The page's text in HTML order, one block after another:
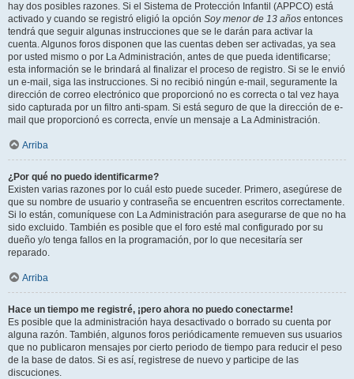
hay dos posibles razones. Si el Sistema de Protección Infantil (APPCO) está
activado y cuando se registró eligió la opción Soy menor de 13 años entonces
tendrá que seguir algunas instrucciones que se le darán para activar la
cuenta. Algunos foros disponen que las cuentas deben ser activadas, ya sea
por usted mismo o por La Administración, antes de que pueda identificarse;
esta información se le brindará al finalizar el proceso de registro. Si se le envió
un e-mail, siga las instrucciones. Si no recibió ningún e-mail, seguramente la
dirección de correo electrónico que proporcionó no es correcta o tal vez haya
sido capturada por un filtro anti-spam. Si está seguro de que la dirección de e-
mail que proporcionó es correcta, envíe un mensaje a La Administración.
Arriba
¿Por qué no puedo identificarme?
Existen varias razones por lo cuál esto puede suceder. Primero, asegúrese de
que su nombre de usuario y contraseña se encuentren escritos correctamente.
Si lo están, comuníquese con La Administración para asegurarse de que no ha
sido excluido. También es posible que el foro esté mal configurado por su
dueño y/o tenga fallos en la programación, por lo que necesitaría ser
reparado.
Arriba
Hace un tiempo me registré, ¡pero ahora no puedo conectarme!
Es posible que la administración haya desactivado o borrado su cuenta por
alguna razón. También, algunos foros periódicamente remueven sus usuarios
que no publicaron mensajes por cierto periodo de tiempo para reducir el peso
de la base de datos. Si es así, registrese de nuevo y participe de las
discuciones.